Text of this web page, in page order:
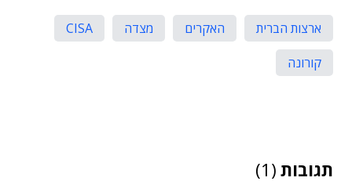
ארצות הברית האקרים מצדה
CISA
קורונה
תגובות (1)